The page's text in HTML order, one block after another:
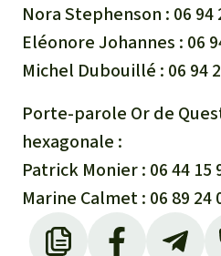
Nora Stephenson : 06 94
Eléonore Johannes : 06
Michel Dubouillé : 06 94
Porte-parole Or de
hexagonale :
Patrick Monier : 06 44 15
Marine Calmet : 06 89 24